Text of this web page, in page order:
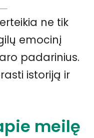
ne tik
emocinį
padarinius.
istoriją ir
meilę